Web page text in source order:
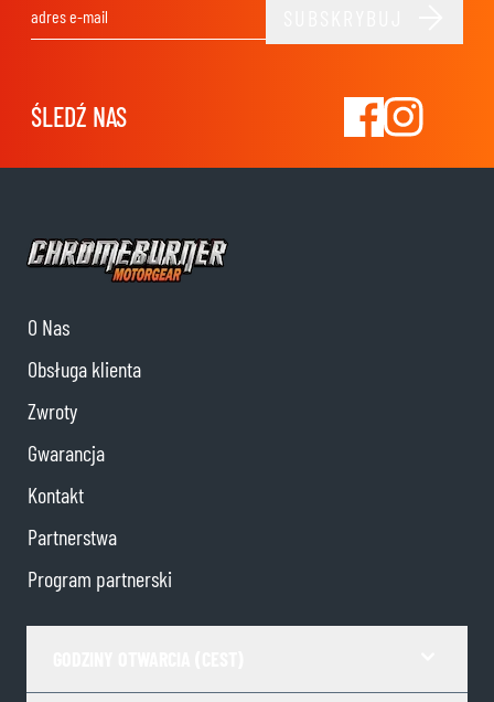
ŚLEDŹ NAS
O Nas
Obsługa klienta
Zwroty
Gwarancja
Kontakt
Partnerstwa
Program partnerski